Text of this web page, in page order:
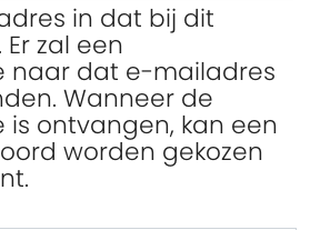
in dat bij dit
zal een
naar dat e-mailadres
Wanneer de
ontvangen, kan een
worden gekozen